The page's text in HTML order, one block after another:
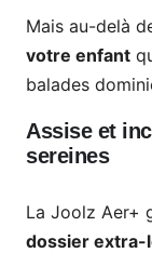
Mais au-delà
votre enfant
balades
Assise et
sereines
La Joolz Aer+
dossier extra-